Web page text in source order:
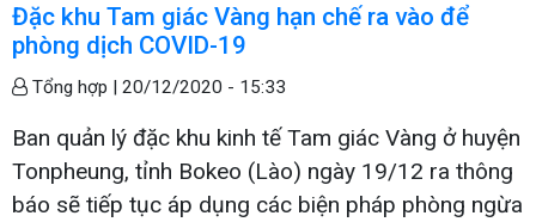
Đặc khu Tam giác Vàng hạn chế ra vào để
phòng dịch COVID-19
Tổng hợp | 20/12/2020 - 15:33
Ban quản lý đặc khu kinh tế Tam giác Vàng ở huyện
Tonpheung, tỉnh Bokeo (Lào) ngày 19/12 ra thông
báo sẽ tiếp tục áp dụng các biện pháp phòng ngừa